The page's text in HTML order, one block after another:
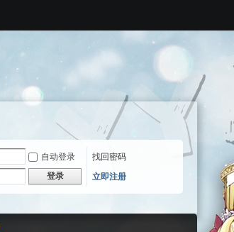
自动登录
找回密码
登录 立即注册